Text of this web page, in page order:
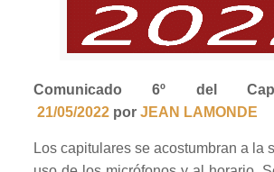
Comunicado 6º
del
21/05/2022por JEAN LAMONDE
Los capitulares se acostumbran a la